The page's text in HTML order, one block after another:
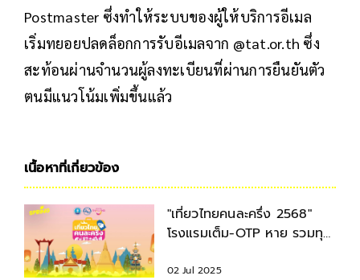
Postmaster ซึ่งทำให้ระบบของผู้ให้บริการอีเมล
เริ่มทยอยปลดล็อกการรับอีเมลจาก @tat.or.th ซึ่ง
สะท้อนผ่านจำนวนผู้ลงทะเบียนที่ผ่านการยืนยันตัว
ตนมีแนวโน้มเพิ่มขึ้นแล้ว
เนื้อหาที่เกี่ยวข้อง
"เที่ยวไทยคนละครึ่ง 2568"
โรงแรมเต็ม-OTP หาย รวมทุก
02 Jul 2025